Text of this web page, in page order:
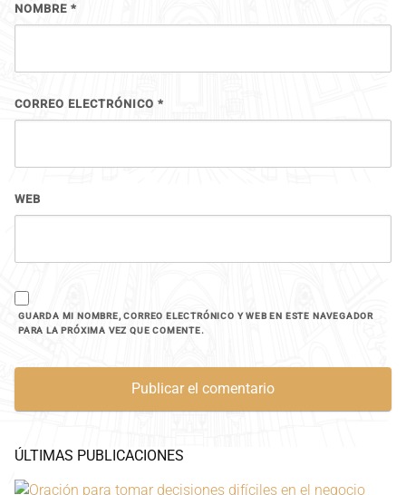
NOMBRE *
CORREO ELECTRÓNICO *
WEB
GUARDA MI NOMBRE, CORREO ELECTRÓNICO Y WEB EN ESTE NAVEGADOR
PARA LA PRÓXIMA VEZ QUE COMENTE.
ÚLTIMAS PUBLICACIONES